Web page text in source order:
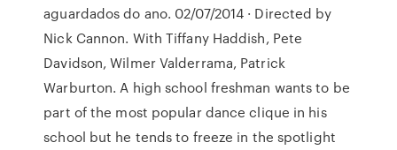
aguardados do ano. 02/07/2014 · Directed by
Nick Cannon. With Tiffany Haddish, Pete
Davidson, Wilmer Valderrama, Patrick
Warburton. A high school freshman wants to be
part of the most popular dance clique in his
school but he tends to freeze in the spotlight